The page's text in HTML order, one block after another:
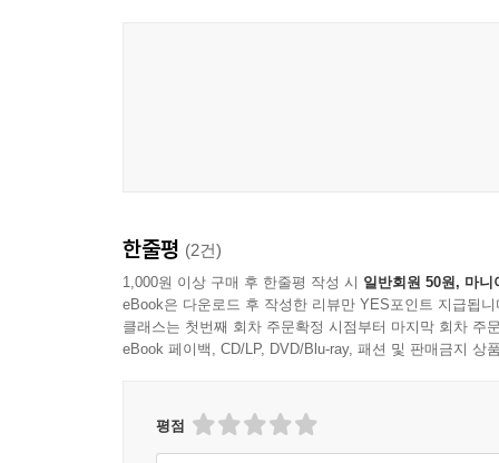
한줄평 (2건)
1,000원 이상 구매 후 한줄평 작성 시 일반회원 50원, 마니
eBook은 다운로드 후 작성한 리뷰만 YES포인트 지급됩니
클래스는 첫번째 회차 주문확정 시점부터 마지막 회차 주
eBook 페이백, CD/LP, DVD/Blu-ray, 패션 및 판매금지 상
평점